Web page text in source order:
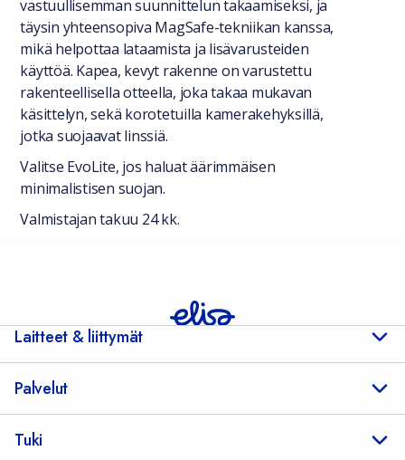
vastuullisemman suunnittelun takaamiseksi, ja
täysin yhteensopiva MagSafe-tekniikan kanssa,
mikä helpottaa lataamista ja lisävarusteiden
käyttöä. Kapea, kevyt rakenne on varustettu
rakenteellisella otteella, joka takaa mukavan
käsittelyn, sekä korotetuilla kamerakehyksillä,
jotka suojaavat linssiä.
Valitse EvoLite, jos haluat äärimmäisen
minimalistisen suojan.
Valmistajan takuu 24 kk.
Laitteet & liittymät
Palvelut
Tuki